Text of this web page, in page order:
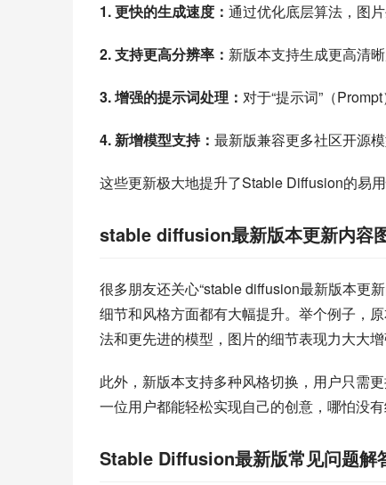
1. 更快的生成速度： 通过优化底层算法，图
2. 支持更高分辨率： 新版本支持生成更高清
3. 增强的提示词处理： 对于“提示词”（
4. 新增模型支持： 最新版兼容更多社区开源
这些更新极大地提升了Stable Diffusion的易
stable diffusion最新版本更新内容
很多朋友还关心“stable diffusion最新版本更
细节和风格方面都有大幅提升。举个例子，
法和更先进的模型，图片的细节表现力大大增
此外，新版本支持多种风格切换，用户只需
一位用户都能轻松实现自己的创意，哪怕没
Stable Diffusion最新版常见问题解